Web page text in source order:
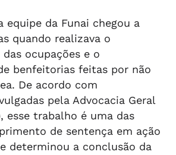
equipe da Funai chegou a
quando realizava o
ocupações e o
benfeitorias feitas por não
De acordo com
pela Advocacia Geral
esse trabalho é uma das
de sentença em ação
determinou a conclusão da